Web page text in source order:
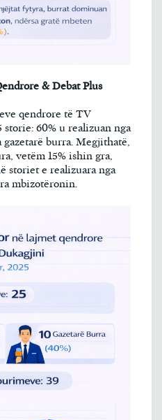
& Debat Plus
qendrore të TV
60% u realizuan nga
gazetarë burra. Megjithatë,
vetëm 15% ishin gra,
storiet e realizuara nga
mbizotëronin.